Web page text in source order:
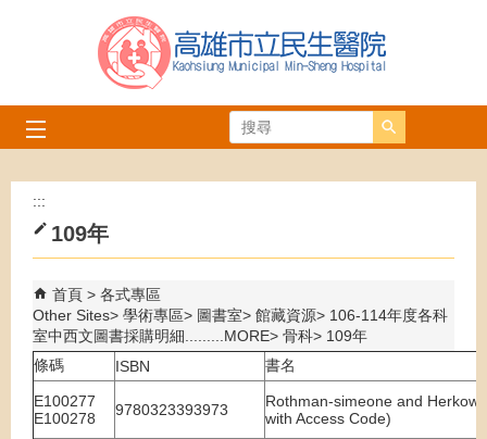
跳到主要內容區塊
搜尋
:::
109年
首頁
各式專區
Other Sites
學術專區 圖書室 館藏資源
106-114年度各科
室中西文圖書採購明細.........MORE
骨科
109年
條碼
ISBN 書名
E100277
E100278
9780323393973
Rothman-simeone and
with Access Code)